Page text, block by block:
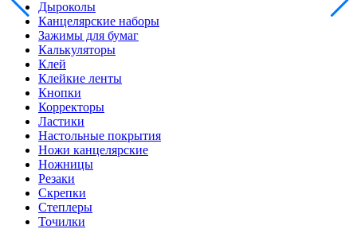
Дыроколы
Канцелярские наборы
Зажимы для бумаг
Калькуляторы
Клей
Клейкие ленты
Кнопки
Корректоры
Ластики
Настольные покрытия
Ножи канцелярские
Ножницы
Резаки
Скрепки
Степлеры
Точилки